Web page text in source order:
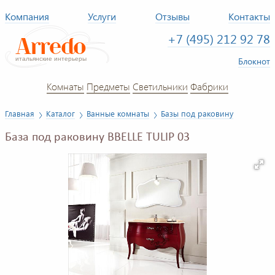
Компания Услуги Отзывы Контакты
+7 (495) 212 92 78
Блокнот
Комнаты Предметы Светильники Фабрики
Главная Каталог Ванные комнаты Базы под раковину
База под раковину BBELLE TULIP 03